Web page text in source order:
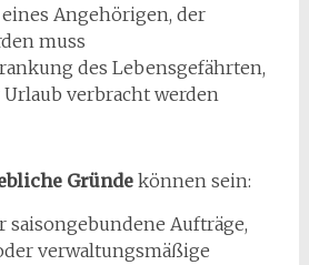
Angehörigen, der
muss
des Lebensgefährten,
verbracht werden
Gründekönnen sein:
Aufträge,
verwaltungsmäßige